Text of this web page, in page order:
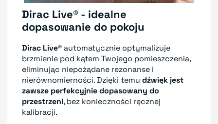
Dirac Live® - idealne
dopasowanie do pokoju
Dirac Live®automatycznie optymalizuje
brzmienie pod kątem Twojego pomieszczenia,
eliminując niepożądane rezonanse i
nierównomierności. Dzięki temu dźwięk jest
zawsze perfekcyjnie dopasowany do
przestrzeni, bez konieczności ręcznej
kalibracji.